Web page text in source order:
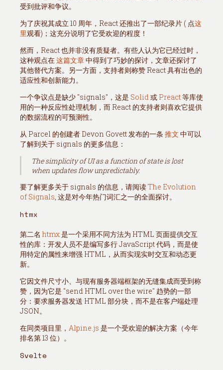
受到批评和争议。
为了庆祝其成立 10 周年，React 还推出了一部纪录片 ( 点这
里观看)；这充分说明了它受欢迎的程度！
然而，React 也并非没有质疑者。有些人认为它已经过时，
这种观点在这篇文章中得到了巧妙的探讨，文章还探讨了
其他替代方案。另一方面，支持者则称赞 React 具有出色的
适应性和创新能力。
一个争议点是缺少 "signals"，这是 Solid 或 Preact等库使
用的一种反应性处理机制，而 React 的支持者则喜欢它提供
的数据流程的可预测性。
从 Parcel 的创建者 Devon Govett 发布的一条 推文 中可以
了解到关于 signals 的更多信息：
The simplicity of UI as a function of state is lost
when updates flow unpredictably.
要了解更多关于 signals 的信息，请阅读The Evolution
of Signals, 这是对今年热门词汇之一的全面探讨。
htmx
第二名 htmx是一个采用不同方法为 HTML 页面提供交互
性的库：开发人员不是编写多行 JavaScript 代码，而是使
用特定的属性来增强 HTML，从而实现实时交互和动态更
新。
它因文件尺寸小、与现有服务器端框架的无缝集成而受到称
赞，因为它是 "send HTML over the wire" 趋势的一部
分：要求服务器发送 HTML 部分块，而不是在客户端处理
JSON。
在同类项目里， Alpine.js 是一个受欢迎的解决方案（今年
排名第 13 位）。
Svelte